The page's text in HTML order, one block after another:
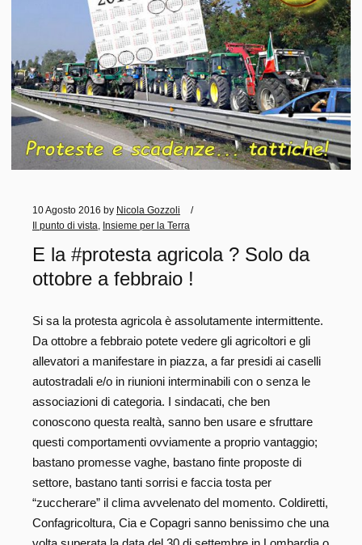
10 Agosto 2016 by Nicola Gozzoli
Il punto di vista
Insieme per la Terra
E la #protesta agricola ? Solo da
ottobre a febbraio !
Si sa la protesta agricola è assolutamente intermittente.
Da ottobre a febbraio potete vedere gli agricoltori e gli
allevatori a manifestare in piazza, a far presidi ai caselli
autostradali e/o in riunioni interminabili con o senza le
associazioni di categoria. I sindacati, che ben
conoscono questa realtà, sanno ben usare e sfruttare
questi comportamenti ovviamente a proprio vantaggio;
bastano promesse vaghe, bastano finte proposte di
settore, bastano tanti sorrisi e faccia tosta per
“zuccherare” il clima avvelenato del momento. Coldiretti,
Confagricoltura, Cia e Copagri sanno benissimo che una